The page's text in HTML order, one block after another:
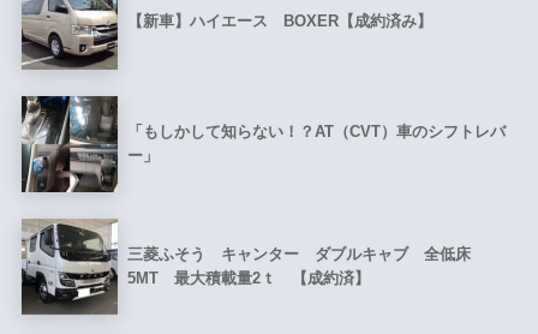
【新車】ハイエース BOXER【成約済み】
「もしかして知らない！？AT（CVT）車のシフトレバ
ー」
三菱ふそう キャンター ダブルキャブ 全低床
5MT 最大積載量2ｔ 【成約済】